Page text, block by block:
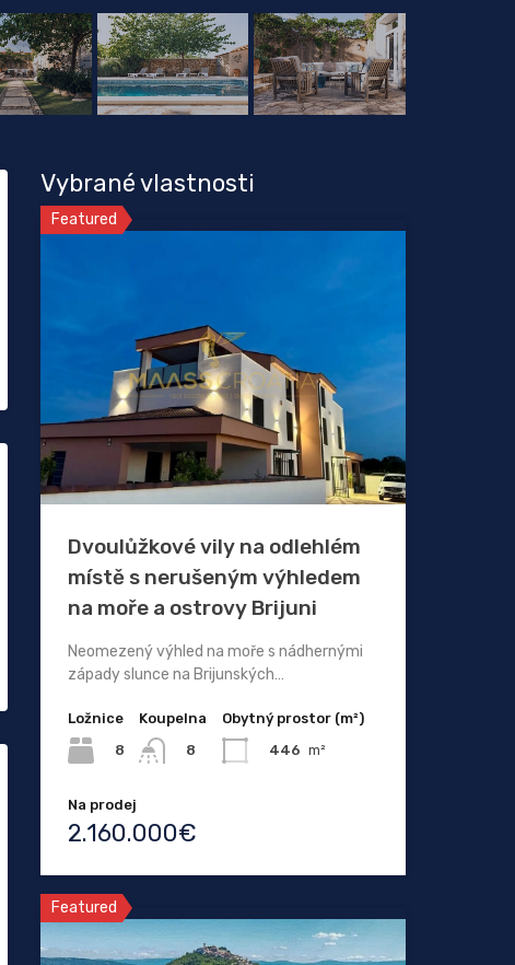
Vybrané vlastnosti
Featured
Dvoulůžkové vily na odlehlém
místě s nerušeným výhledem
na moře a ostrovy Brijuni
Neomezený výhled na moře s nádhernými
západy slunce na Brijunských…
Ložnice
8
Koupelna
8
Obytný prostor (m²)
446 m²
Na prodej
2.160.000€
Featured